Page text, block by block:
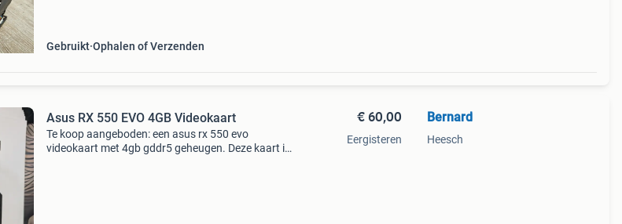
Gebruikt Ophalen of Verzenden
Asus RX 550 EVO 4GB Videokaart
Te koop aangeboden: een asus rx 550 evo
videokaart met 4gb gddr5 geheugen. Deze kaart is
€ 60,00
Eergisteren
Bernard
Heesch